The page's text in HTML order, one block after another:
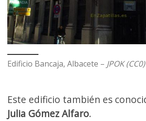
Edificio Bancaja, Albacete – JPOK (CC0)
Este edificio también es
Julia Gómez Alfaro.